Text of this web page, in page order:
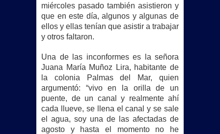
miércoles pasado también asistieron y
que en este día, algunos y algunas de
ellos y ellas tenían que asistir a trabajar
y otros faltaron.
Una de las inconformes es la señora
Juana María Muñoz Lira, habitante de
la colonia Palmas del Mar, quien
argumentó: “vivo en la orilla de un
puente, de un canal y realmente ahí
cada llueve, se llena el canal y se sale
el agua, soy una de las afectadas de
agosto y hasta el momento no he